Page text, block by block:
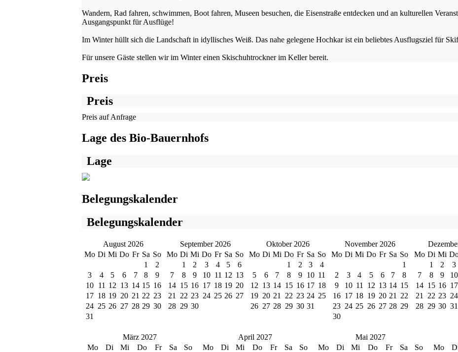
Wandern, Rad fahren, schwimmen, Boot fahren, Museen besuchen, die Eisenstraße entdecken und an kulturellen
Ausgangspunkt für Ausflüge!
Im Winter hüllt sich die Landschaft in idyllisches Weiß. Das nahe gelegene Hochkar ist ein beliebtes Ausflugsziel für
Für unsere Gäste stellen wir im Winter einen Skischuhtrockner im Keller bereit.
Preis
Preis
Preis auf Anfrage
Lage des Bio-Bauernhofs
Lage
Belegungskalender
Belegungskalender
August 2026
Mo Di Mi Do Fr Sa So
1
2
3
4 5 6 7 8
9
10 11 12 13 14 15 16
17 18 19 20 21 22 23
24 25 26 27 28 29 30
31
September 2026
Mo Di Mi Do Fr Sa So
1
2 3 4 5
6
7
8 9 10 11 12 13
14 15 16 17 18 19 20
21
22 23 24 25 26 27
28 29 30
Oktober 2026
Mo Di Mi Do Fr Sa So
1
2 3
4
5
6 7 8 9 10 11
12 13 14 15 16 17 18
19 20 21 22 23 24 25
26 27 28 29 30 31
November 2026
Mo Di Mi Do Fr Sa So
1
2
3 4 5 6 7
8
9
10 11 12 13 14 15
16 17 18 19 20 21
22
23 24 25 26 27 28 29
30
Mo Di Mi
1
2 3
7
8 9 10
14 15 16 17
21
22 23 24
28 29 30 31
März 2027
Mo
Di Mi Do Fr Sa
So
April 2027
Mo
Di Mi Do Fr Sa
So
Mai 2027
Mo
Di Mi Do Fr Sa
So
Mo